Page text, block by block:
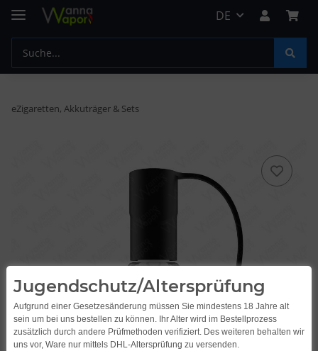
DE
eZigaretten, Akkuträger & Sets
Jugendschutz/Altersprüfung
Aufgrund einer Gesetzesänderung müssen Sie mindestens 18 Jahre alt
sein um bei uns bestellen zu können. Ihr Alter wird im Bestellprozess
zusätzlich durch andere Prüfmethoden verifiziert. Des weiteren behalten wir
uns vor, Ware nur mittels DHL-Altersprüfung zu versenden.